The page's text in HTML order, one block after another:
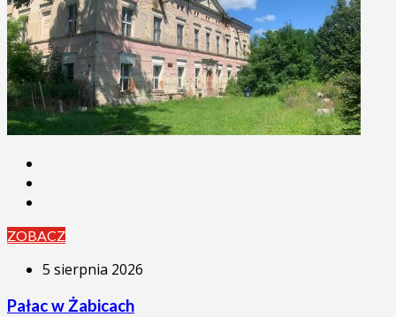
ZOBACZ
5 sierpnia 2026
Pałac w Żabicach